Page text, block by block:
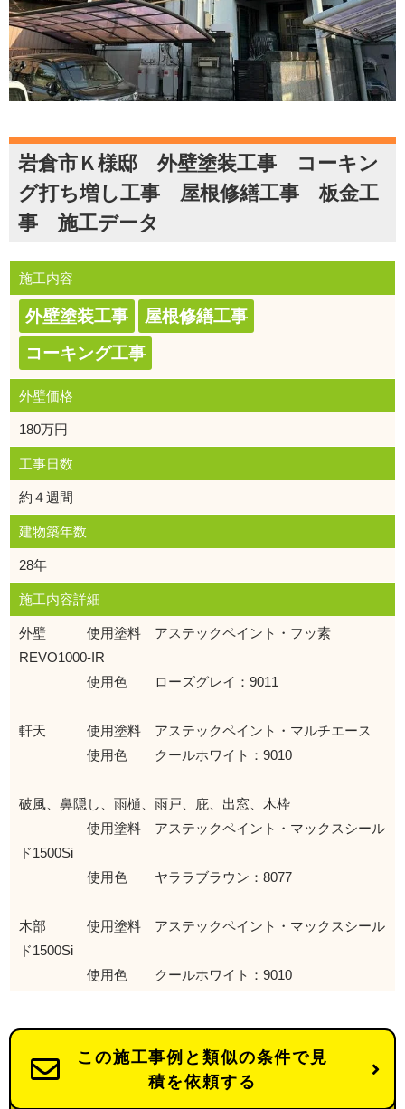
岩倉市Ｋ様邸 外壁塗装工事 コーキン
グ打ち増し工事 屋根修繕工事 板金工
事 施工データ
施工内容
外壁塗装工事
屋根修繕工事
コーキング工事
外壁価格
180万円
工事日数
約４週間
建物築年数
28年
施工内容詳細
外壁 使用塗料 アステックペイント・フッ素
REVO1000-IR
使用色 ローズグレイ：9011
軒天 使用塗料 アステックペイント・マルチエース
使用色 クールホワイト：9010
破風、鼻隠し、雨樋、雨戸、庇、出窓、木枠
使用塗料 アステックペイント・マックスシール
ド1500Si
使用色 ヤララブラウン：8077
木部 使用塗料 アステックペイント・マックスシール
ド1500Si
使用色 クールホワイト：9010
この施工事例と類似の条件で見
積を依頼する